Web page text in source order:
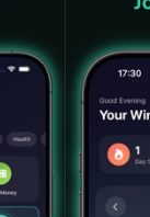
세요. 캘린더 히트맵 모든 승리로 빛나는 깔끔한 월간 보기.
패턴을 발견하
30개 성취 배지
취로 배지 획득. 모든
트 매주 어디서
영역별로 분류해,